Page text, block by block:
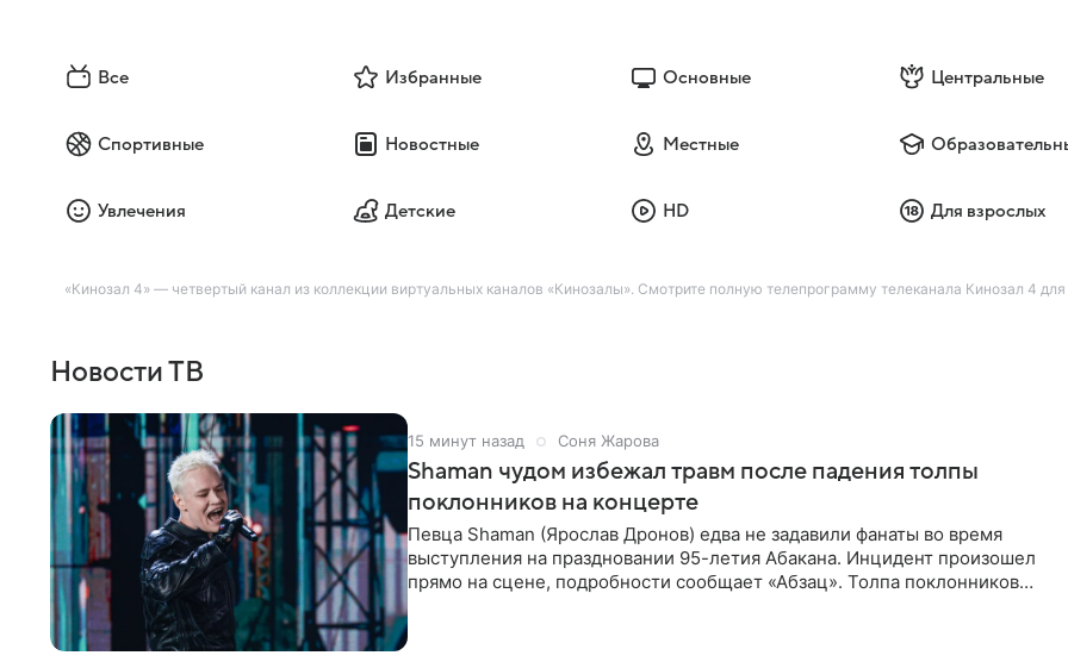
Все Избранные Основные Центральные
Спортивные Новостные Местные
Увлечения Детские HD Для взрослых
«Кинозал 4» — четвертый канал из коллекции виртуальных каналов «Кинозалы». Смотрите полную телепрограмму телеканала Кинозал 4
Новости ТВ
15 минут назад Соня Жарова
Shaman чудом избежал травм после падения толпы
поклонников на концерте
Певца Shaman (Ярослав Дронов) едва не задавили фанаты во время
выступления на праздновании 95-летия Абакана. Инцидент произошел
прямо на сцене, подробности сообщает «Абзац». Толпа поклонников